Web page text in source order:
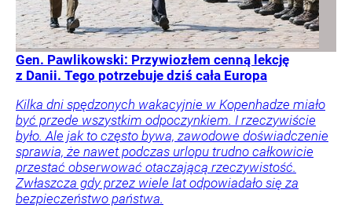
Gen. Pawlikowski: Przywiozłem cenną lekcję
z Danii. Tego potrzebuje dziś cała Europa
Kilka dni spędzonych wakacyjnie w Kopenhadze miało
być przede wszystkim odpoczynkiem. I rzeczywiście
było. Ale jak to często bywa, zawodowe doświadczenie
sprawia, że nawet podczas urlopu trudno całkowicie
przestać obserwować otaczającą rzeczywistość.
Zwłaszcza gdy przez wiele lat odpowiadało się za
bezpieczeństwo państwa.